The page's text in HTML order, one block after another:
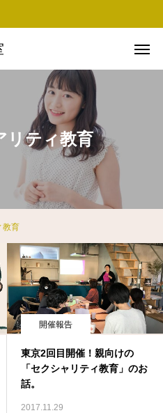
リティ教育
教育
開催報告
東京2回目開催！親向けの
「セクシャリティ教育」のお
話。
2017.11.29
Instagram
友だち追加